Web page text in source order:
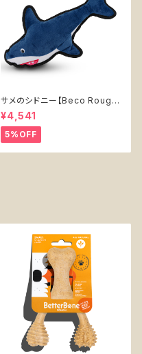
サメのシドニー【Beco Rough
& Tough Recycled Plastic
Shark】
¥4,541
5%OFF